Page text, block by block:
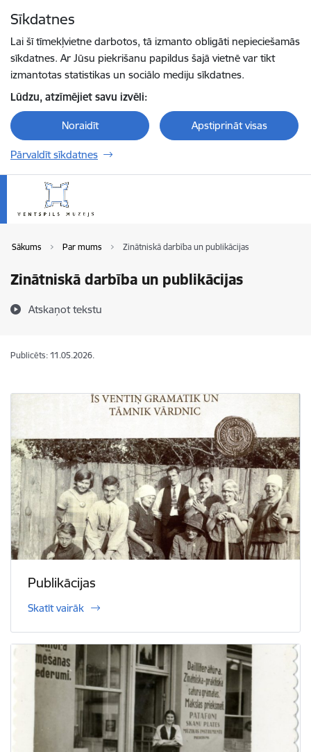
Sīkdatnes
Lai šī tīmekļvietne darbotos, tā izmanto obligāti nepieciešamās
sīkdatnes. Ar Jūsu piekrišanu papildus šajā vietnē var tikt
izmantotas statistikas un sociālo mediju sīkdatnes.
Lūdzu, atzīmējiet savu izvēli:
Noraidīt Apstiprināt visas
Pārvaldīt sīkdatnes
Sākums Par mums Zinātniskā darbība un publikācijas
Zinātniskā darbība un publikācijas
Atskaņot tekstu
Publicēts: 11.05.2026.
Publikācijas
Skatīt vairāk